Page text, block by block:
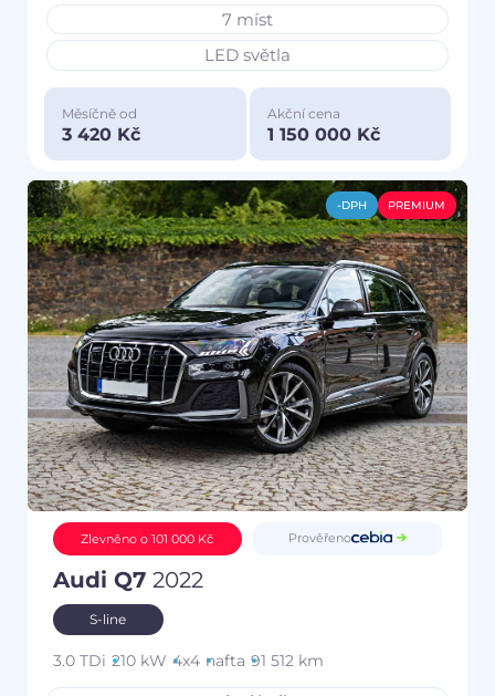
7 míst
LED světla
Měsíčně od
3 420 Kč
Akční cena
1 150 000 Kč
-DPH PREMIUM
Zlevněno o 101 000 Kč Prověřeno
Audi Q7 2022
S-line
3.0 TDi 210 kW 4x4 nafta 91 512 km